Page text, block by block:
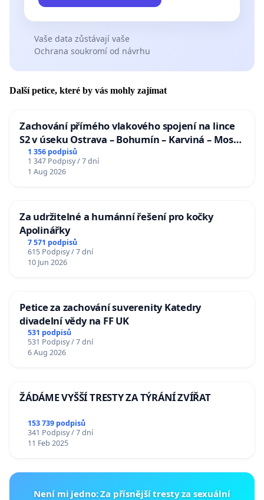
Vaše data zůstávají vaše
Ochrana soukromí od návrhu
Další petice, které by vás mohly zajímat
Zachování přímého vlakového spojení na lince
S2 v úseku Ostrava – Bohumín – Karviná – Mosty
u Jablunkova
1 356 podpisů
1 347 Podpisy / 7 dní
1 Aug 2026
Za udržitelné a humánní řešení pro kočky
Apolinářky
7 571 podpisů
615 Podpisy / 7 dní
10 Jun 2026
Petice za zachování suverenity Katedry
divadelní vědy na FF UK
531 podpisů
531 Podpisy / 7 dní
6 Aug 2026
ŽÁDÁME VYŠŠÍ TRESTY ZA TÝRÁNÍ ZVÍŘAT
153 739 podpisů
341 Podpisy / 7 dní
11 Feb 2025
Není mi jedno: Za přísnější tresty za sexuální